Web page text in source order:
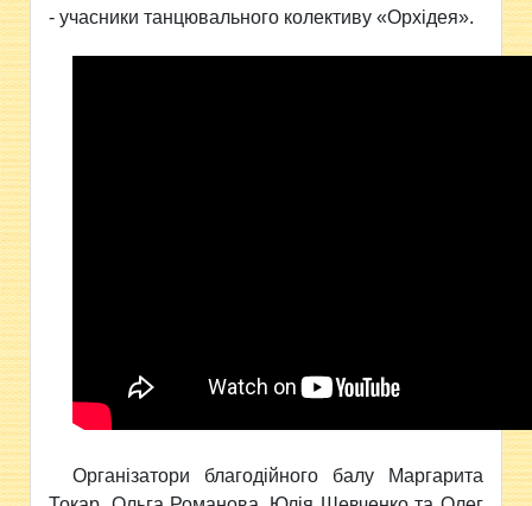
- учасники танцювального колективу «Орхідея».
Організатори благодійного балу Маргарита